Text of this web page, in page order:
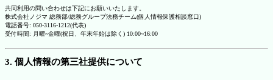
共同利用の問い合わせは下記にお願いいたします。
株式会社ノジマ 総務部/総務グループ法務チーム(個人情報保護相談窓口)
電話番号: 050-3116-1212(代表)
受付時間: 月曜~金曜(祝日、年末年始は除く) 10:00~16:00
3. 個人情報の第三社提供について